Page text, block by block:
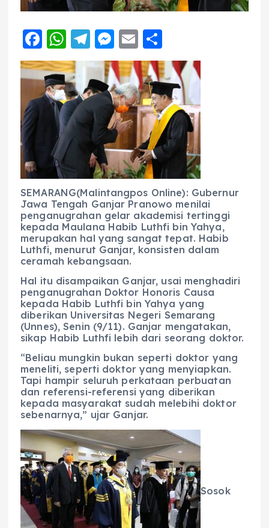
F
a
c
e
b
o
k
W
h
a
ts
A
p
p
T
el
e
g
r
a
m
M
e
ss
e
n
g
er
E
m
ai
l
h
a
re
SEMARANG(Malintangpos Online): Gubernur
Jawa Tengah Ganjar Pranowo menilai
penganugrahan gelar akademisi tertinggi
kepada Maulana Habib Luthfi bin Yahya,
merupakan hal yang sangat tepat. Habib
Luthfi, menurut Ganjar, konsisten dalam
ceramah kebangsaan.
Hal itu disampaikan Ganjar, usai menghadiri
penganugrahan Doktor Honoris Causa
kepada Habib Luthfi bin Yahya yang
diberikan Universitas Negeri Semarang
(Unnes), Senin (9/11). Ganjar mengatakan,
sikap Habib Luthfi lebih dari seorang doktor.
“Beliau mungkin bukan seperti doktor yang
meneliti, seperti doktor yang menyiapkan.
Tapi hampir seluruh perkataan perbuatan
dan referensi-referensi yang diberikan
kepada masyarakat sudah melebihi doktor
sebenarnya,” ujar Ganjar.
Sosok